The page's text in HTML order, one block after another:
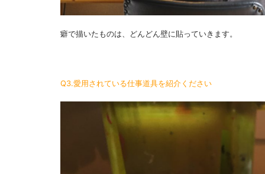
癖で描いたものは、どんどん壁に貼っていきます。
Q3.愛用されている仕事道具を紹介ください